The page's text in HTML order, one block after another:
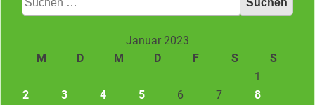
nach:
Januar 2023
M
D M D F S
S
1
2
3 4 5 6 7
8